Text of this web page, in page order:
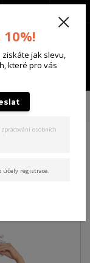
Menu
Urban T-Shirt Dress
M
ziskáte jak slevu,
které pro vás
osobních
účely registrace.